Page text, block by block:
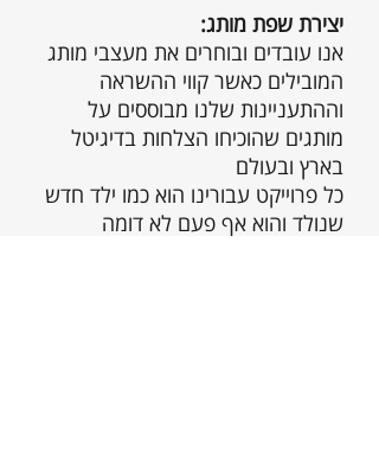
:יצירת שפת מותג
אנו עובדים ובוחרים את מעצבי מותג
המובילים כאשר קווי ההשראה
וההתעניינות שלנו מבוססים על
מותגים שהוכיחו הצלחות בדיגיטל
בארץ ובעולם
כל פרוייקט עבורינו הוא כמו ילד חדש
שנולד והוא אף פעם לא דומה